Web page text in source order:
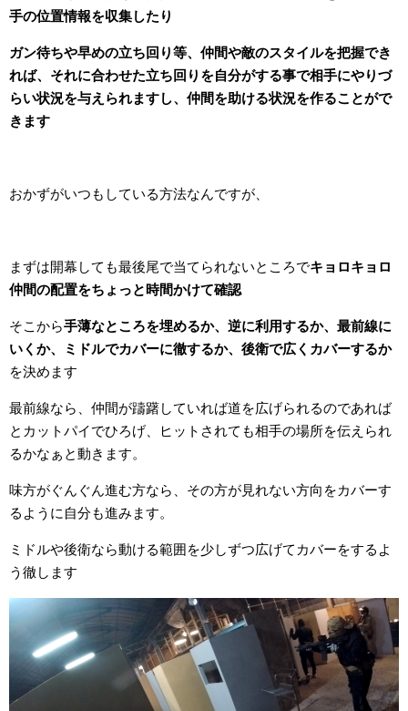
手の位置情報を収集したり
ガン待ちや早めの立ち回り等、仲間や敵のスタイルを把握でき
れば、それに合わせた立ち回りを自分がする事で相手にやりづ
らい状況を与えられますし、仲間を助ける状況を作ることがで
きます
おかずがいつもしている方法なんですが、
まずは開幕しても最後尾で当てられないところでキョロキョロ
仲間の配置をちょっと時間かけて確認
そこから手薄なところを埋めるか、逆に利用するか、 最前線に
いくか、ミドルでカバーに徹するか、後衛で広くカバーするか
を決めます
最前線なら、仲間が躊躇していれば道を広げられるのであれば
とカットパイでひろげ、ヒットされても相手の場所を伝えられ
るかなぁと動きます。
味方がぐんぐん進む方なら、その方が見れない方向をカバーす
るように自分も進みます。
ミドルや後衛なら動ける範囲を少しずつ広げてカバーをするよ
う徹します